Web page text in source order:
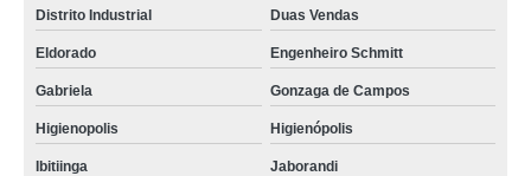
Distrito Industrial Duas Vendas
Eldorado Engenheiro Schmitt
Gabriela Gonzaga de Campos
Higienopolis Higienópolis
Ibitiinga Jaborandi